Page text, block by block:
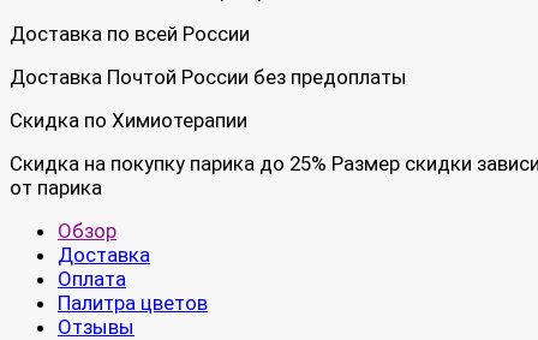
Доставка по всей России
Доставка Почтой России без предоплаты
Скидка по Химиотерапии
Скидка на покупку парика до 25% Размер скидки
от парика
Обзор
Доставка
Оплата
Палитра цветов
Отзывы